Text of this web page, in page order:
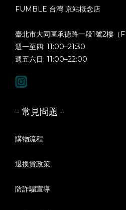
FUMBLE 台灣 京站概念店
臺北市大同區承德路一段1號2樓（
週一至四: 11:00–21:30
週五六日: 11:00–22:00
- 常見問題 -
購物流程
退換貨政策
防詐騙宣導